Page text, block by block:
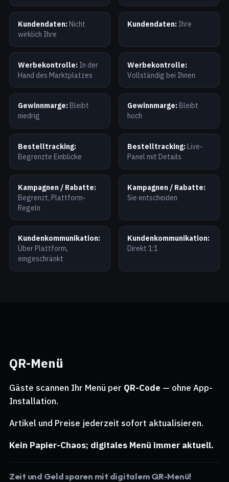
Kundendaten:Nicht
wirklich Ihre
Kundendaten: Ihre
Werbekontrolle: In der
Hand des Marktplatzes
Werbekontrolle:
Vollständig bei Ihnen
Gewinnmarge: Bleibt
niedrig
Gewinnmarge: Bleibt
hoch
Bestelltracking:
Begrenzte Einblicke
Bestelltracking:Live-
Panel mit Details
Kampagnen / Rabatte:
Begrenzt, Plattform-
Regeln
Kampagnen / Rabatte:
Sie entscheiden
Kundenkommunikation:
Über Plattform,
eingeschränkt
Kundenkommunikation:
Direkt 1:1
QR-Menü
Gäste scannen Ihr Menü per QR-Code — ohne App-
Installation.
Artikel und Preise jederzeit sofort aktualisieren.
Kein Papier-Chaos; digitales Menü immer aktuell.
Zeit und Geld sparen mit digitalem QR-Menü!